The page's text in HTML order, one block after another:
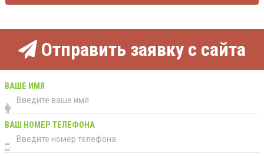
Отправить заявку с сайта
ВАШЕ ИМЯ
ВАШ НОМЕР ТЕЛЕФОНА